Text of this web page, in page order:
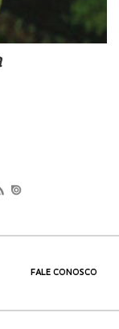
FALE CONOSCO